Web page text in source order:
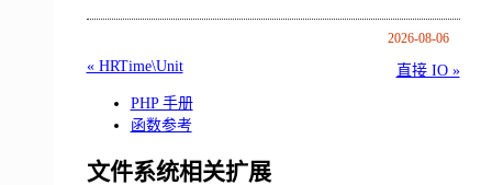
2026-08-06
直接 IO »
« HRTime\Unit
PHP 手册
函数参考
文件系统相关扩展